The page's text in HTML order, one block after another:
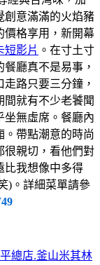
創意滿滿的火焰豬
價格享用，新開幕
短影片 。在寸土寸
廳真不是易事，
路只要三分鐘，
間就有不少老饕聞
坐無虛席。餐廳內
。帶點潮意的時尚
很親切，看他們對
比我想像中多得
)。詳細菜單請參
總店.釜山米其林